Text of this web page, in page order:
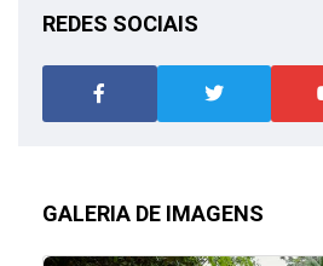
REDES SOCIAIS
GALERIA DE IMAGENS